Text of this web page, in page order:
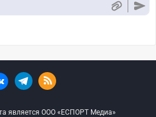
является ООО «ЕСПОРТ Медиа»